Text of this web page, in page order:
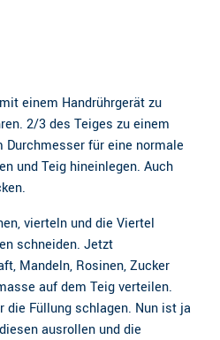
einem Handrührgerät zu
2/3 des Teiges zu einem
Durchmesser für eine normale
und Teig hineinlegen. Auch
vierteln und die Viertel
schneiden. Jetzt
Mandeln, Rosinen, Zucker
auf dem Teig verteilen.
die Füllung schlagen. Nun ist ja
ausrollen und die